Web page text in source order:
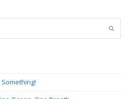
Enviar
Something!